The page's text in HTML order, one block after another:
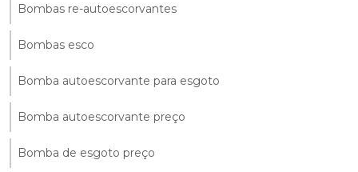
Bombas re-autoescorvantes
Bombas esco
Bomba autoescorvante para esgoto
Bomba autoescorvante preço
Bomba de esgoto preço